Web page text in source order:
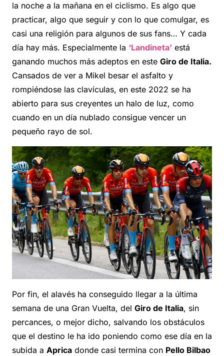
la noche a la mañana en el ciclismo. Es algo que
practicar, algo que seguir y con lo que comulgar, es
casi una religión para algunos de sus fans… Y cada
día hay más. Especialmente la ‘Landineta’ está
ganando muchos más adeptos en este Giro de Italia.
Cansados de ver a Mikel besar el asfalto y
rompiéndose las clavículas, en este 2022 se ha
abierto para sus creyentes un halo de luz, como
cuando en un día nublado consigue vencer un
pequeño rayo de sol.
Por fin, el alavés ha conseguido llegar a la última
semana de una Gran Vuelta, del Giro de Italia, sin
percances, o mejor dicho, salvando los obstáculos
que el destino le ha ido poniendo como ese día en la
subida a Aprica donde casi termina con Pello Bilbao